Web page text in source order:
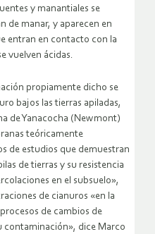
y manantiales se
de manar, y aparecen en
entran en contacto con la
vuelven ácidas.
propiamente dicho se
bajos las tierras apiladas,
de Yanacocha (Newmont)
teóricamente
de estudios que demuestran
de tierras y su resistencia
en el subsuelo»,
de cianuros «en la
de cambios de
contaminación», dice Marco